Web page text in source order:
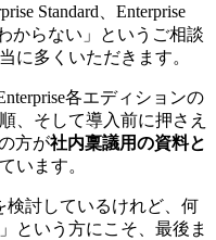
Standard、Enterprise
からない」というご相談
に多くいただきます。
各エディションの
、そして導入前に押さえ
方が社内稟議用の資料と
います。
検討しているけれど、何
という方にこそ、最後ま